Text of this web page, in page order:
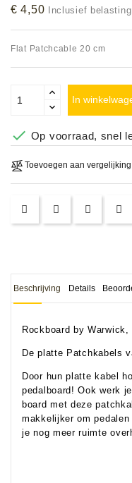
Accessoires
MODELLEN
OPRUIMING
DEMONSTRATIES
&
CLINICS
VERHUUR,
€ 4,50 Inclusief belasting
Flat Patchcable 20 cm
In
 Op voorraad, snel
Toevoegen aan vergelijking
Beschrijving Details
Rockboard by Warwick,
De platte Patchkabels
Door hun platte kabel
pedalboard! Ook werk
board met deze
makkelijker om
je nog meer ruimte